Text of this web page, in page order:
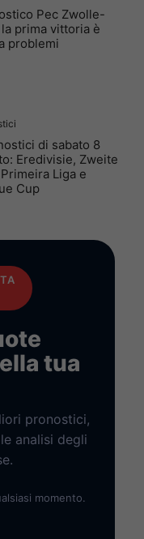
Pec Zwolle-
prima vittoria è
problemi
di sabato 8
Eredivisie, Zweite
Liga e
Cup
tua
pronostici,
analisi degli
momento.